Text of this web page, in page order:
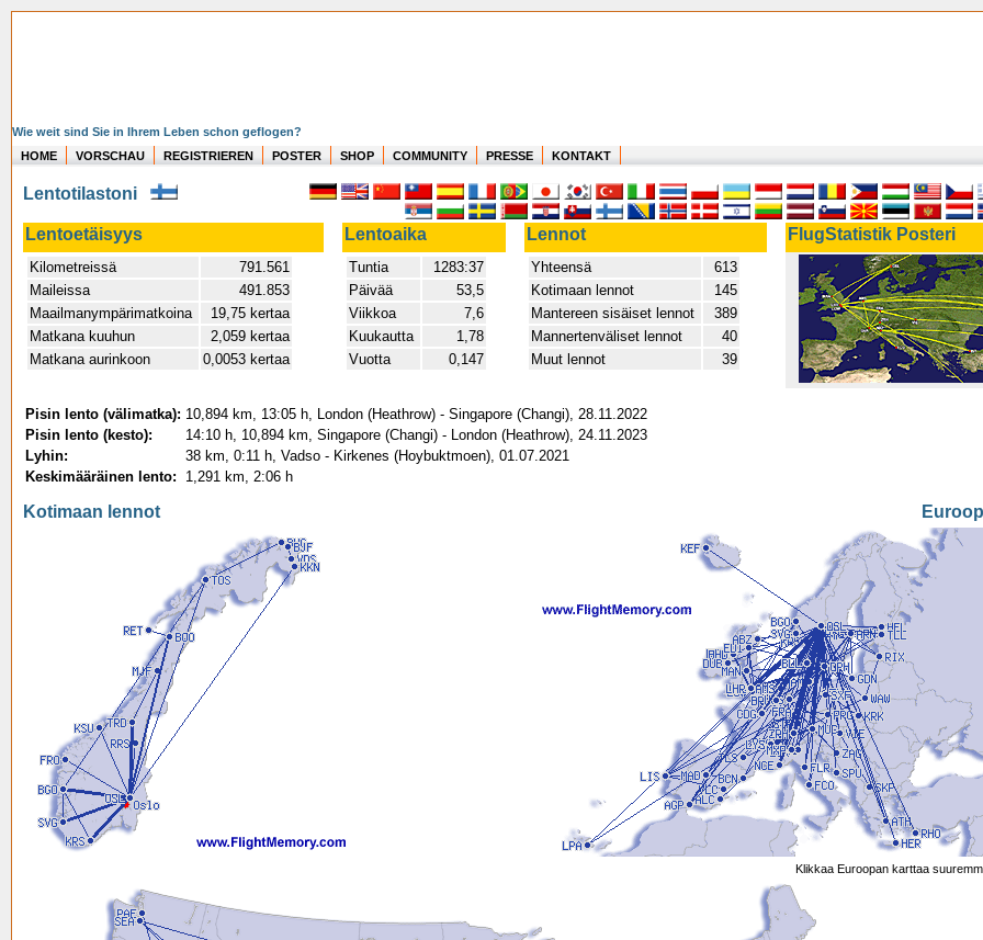
Wie weit sind Sie in Ihrem Leben schon geflogen?
HOME
VORSCHAU REGISTRIEREN POSTER SHOP COMMUNITY PRESSE KONTAKT
Lentotilastoni
Lentoetäisyys Lentoaika Lennot FlugStatistik Posteri
Kilometreissä
791.561
Maileissa
491.853
Maailmanympärimatkoina
19,75 kertaa
Matkana kuuhun
2,059 kertaa
Matkana aurinkoon
0,0053 kertaa
Tuntia
1283:37
Päivää
53,5
Viikkoa
7,6
Kuukautta
1,78
Vuotta
0,147
Yhteensä
613
Kotimaan lennot
145
Mantereen sisäiset lennot
389
Mannertenväliset lennot
40
Muut lennot
39
Pisin lento (välimatka): 10,894 km, 13:05 h, London (Heathrow) - Singapore (Changi), 28.11.2022
Pisin lento (kesto):
14:10 h, 10,894 km, Singapore (Changi) - London (Heathrow), 24.11.2023
Lyhin:
38 km, 0:11 h, Vadso - Kirkenes (Hoybuktmoen), 01.07.2021
Keskimääräinen lento:
1,291 km, 2:06 h
Kotimaan lennot
Klikkaa Euroopan karttaa